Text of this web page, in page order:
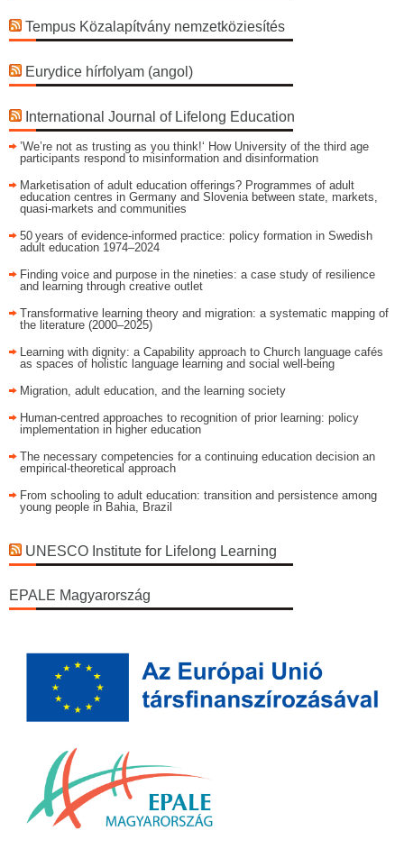
Tempus Közalapítvány nemzetköziesítés
Eurydice hírfolyam (angol)
International Journal of Lifelong Education
’We’re not as trusting as you think!‘ How University of the third age
participants respond to misinformation and disinformation
Marketisation of adult education offerings? Programmes of adult
education centres in Germany and Slovenia between state, markets,
quasi-markets and communities
50 years of evidence‑informed practice: policy formation in Swedish
adult education 1974–2024
Finding voice and purpose in the nineties: a case study of resilience
and learning through creative outlet
Transformative learning theory and migration: a systematic mapping of
the literature (2000–2025)
Learning with dignity: a Capability approach to Church language cafés
as spaces of holistic language learning and social well-being
Migration, adult education, and the learning society
Human-centred approaches to recognition of prior learning: policy
implementation in higher education
The necessary competencies for a continuing education decision an
empirical-theoretical approach
From schooling to adult education: transition and persistence among
young people in Bahia, Brazil
UNESCO Institute for Lifelong Learning
EPALE Magyarország